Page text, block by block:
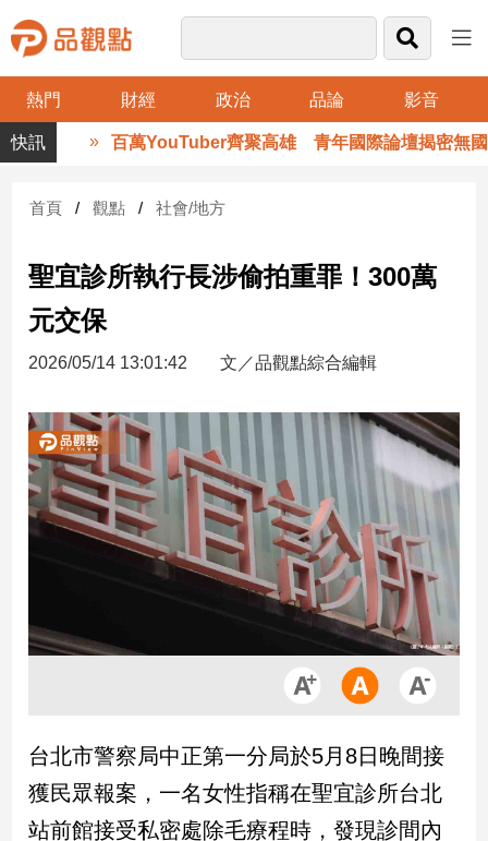
熱門 財經 政治 品論 影音
品
觀
財
台
財
新
產
經/
股
市
房
品
政
治
政
百萬YouTuber齊聚高雄 青年國際論壇揭密無國界
首頁 觀點 社會/地方
聖宜診所執行長涉偷拍重罪！300萬
元交保
2026/05/14 13:01:42 文／品觀點綜合編輯
台北市警察局中正第一分局於5月8日晚間接
獲民眾報案，一名女性指稱在聖宜診所台北
站前館接受私密處除毛療程時，發現診間內